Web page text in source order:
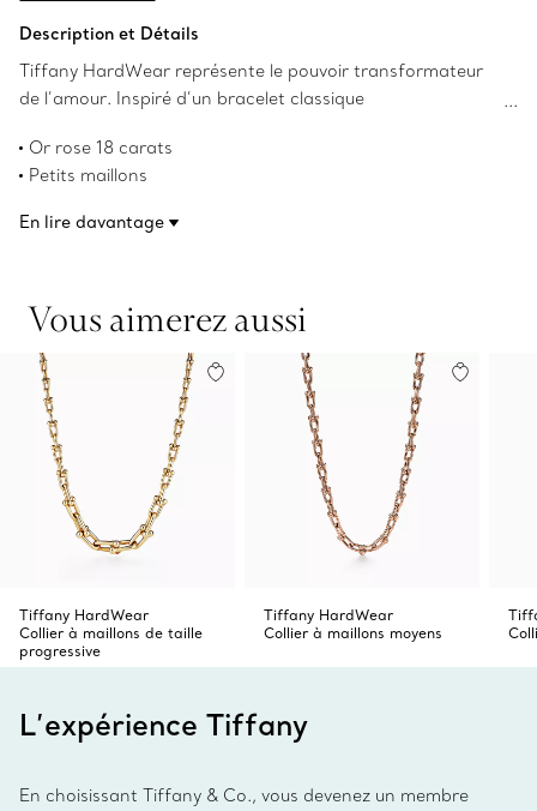
Description et Détails
Tiffany HardWear représente le pouvoir transformateur
de l’amour. Inspiré d’un bracelet classique
modèle HardWear symbolise la résilience et la liberté
d’esprit. Une chaîne audacieuse des maillons
Or rose 18 carats
Petits maillons
Conception confortable et facile à porter
En lire davantage
Vous aimerez aussi
Tiffany HardWear
Collier à maillons de taille
progressive
Tiffany HardWear
Collier à maillons moyens
L’expérience Tiffany
En choisissant Tiffany & Co., vous devenez un membre